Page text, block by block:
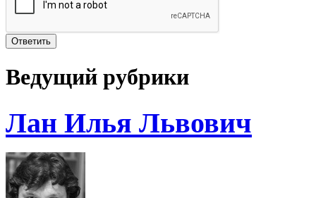
Ведущий рубрики
Лан Илья Львович